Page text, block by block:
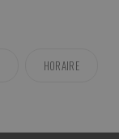
HORAIRE